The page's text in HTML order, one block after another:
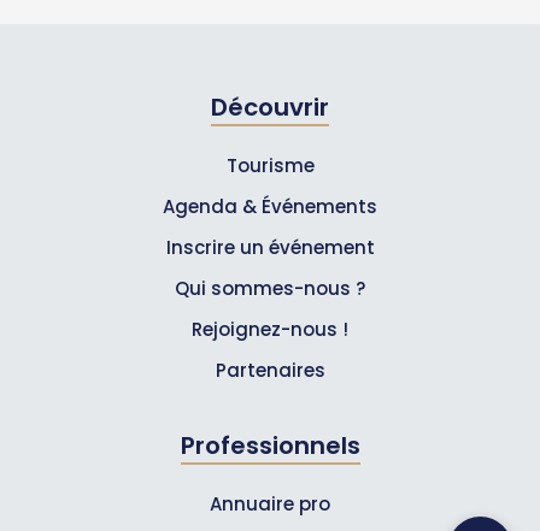
Découvrir
Tourisme
Agenda & Événements
Inscrire un événement
Qui sommes-nous ?
Rejoignez-nous !
Partenaires
Professionnels
Annuaire pro